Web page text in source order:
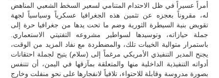
أمراً عسيراً في ظل الاحتدام المتنامي لسعير السخط الشعبي المناهض
له، مقروناً بعجزه عن تثمين هذه الجغرافيا عسكرياً وسياسياً لجهة
تقويض بنية السيطرة الثورية وضم ما تحت يدها من جغرافيا حرة إلى
جملة حيازاته، وتوسيدها لسواطير مشروعه التفتيتي الاستعماري.
باستمرار متوالية الخيبات تلك، والمضطردة مع نفاد المزيد من الوقت،
يجنح المدير التنفيذي الأمريكي مرغماً إلى (سلام) يتيح لجملة احتقانات
أدواته التنفيذية الداخلية منها والمتعلقة بمآزقها في اليمن، أن تتنفس
بصورة مدروسة وقابلة للاحتواء، تلافياً لانفجارها على نحو منفلت وخارج